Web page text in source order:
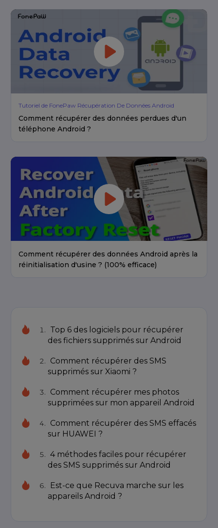
Tutoriel de FonePaw Récupération De Données Android
Comment récupérer des données perdues d'un
téléphone Android ?
Comment récupérer des données Android après la
réinitialisation d'usine ? (100% efficace)
Top 6 des logiciels pour récupérer
des fichiers supprimés sur Android
Comment récupérer des SMS
supprimés sur Xiaomi ?
Comment récupérer mes photos
supprimées sur mon appareil Android
Comment récupérer des SMS effacés
sur HUAWEI ?
4 méthodes faciles pour récupérer
des SMS supprimés sur Android
Est-ce que Recuva marche sur les
appareils Android ?